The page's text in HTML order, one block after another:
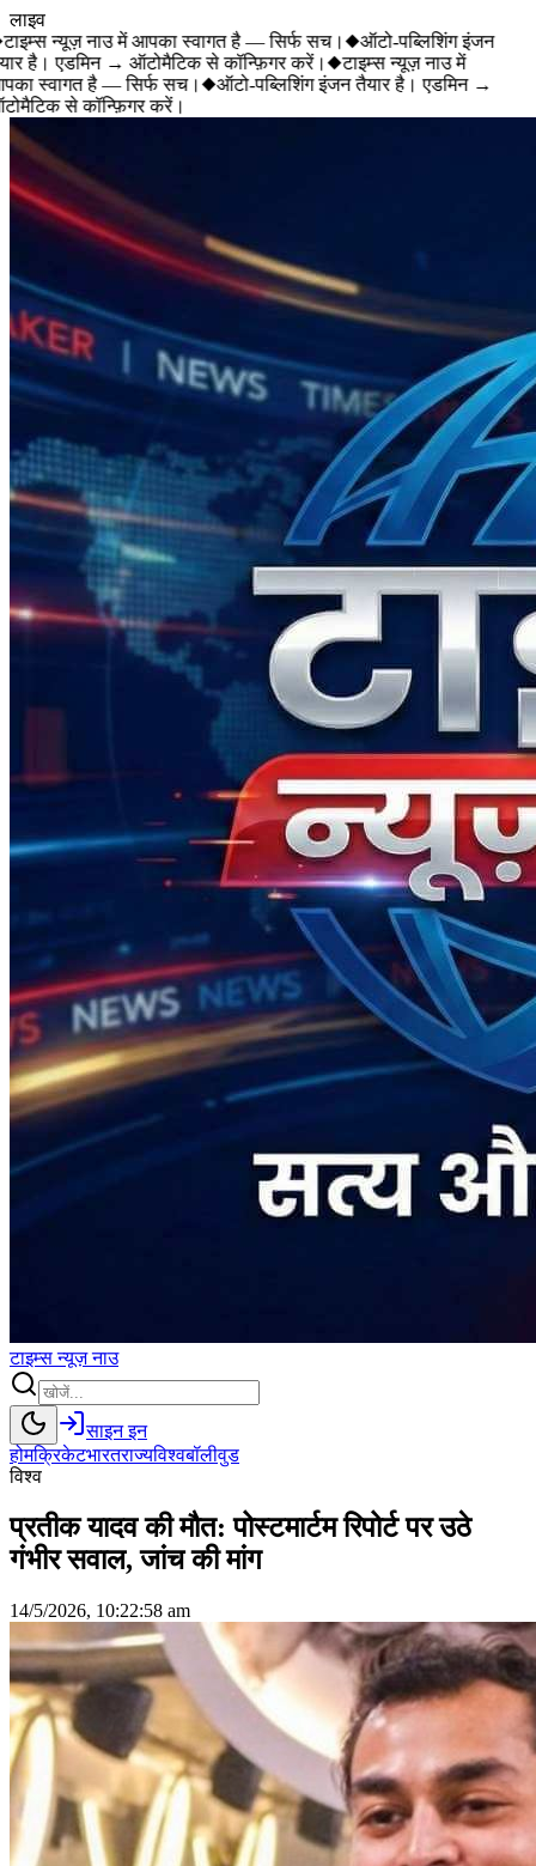
लाइव
न्यूज़ नाउ में आपका स्वागत है — सिर्फ सच।◆ऑटो-पब्लिशिंग इंजन
है। एडमिन → ऑटोमैटिक से कॉन्फ़िगर करें।◆टाइम्स न्यूज़ नाउ में
स्वागत है — सिर्फ सच।◆ऑटो-पब्लिशिंग इंजन तैयार है। एडमिन →
से कॉन्फ़िगर करें।
टाइम्सन्यूज़नाउ
साइन इन
होमक्रिकेटभारतराज्यविश्वबॉलीवुड
विश्व
प्रतीक यादव की मौत: पोस्टमार्टम रिपोर्ट पर उठे
गंभीर सवाल, जांच की मांग
14/5/2026, 10:22:58 am